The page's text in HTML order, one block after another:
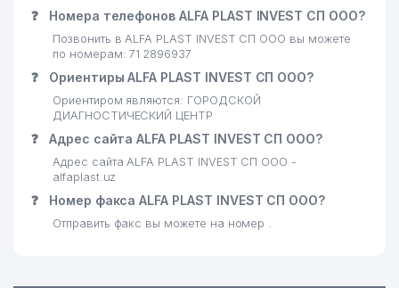
24 GAUCH ООО 759 м
ANVIG ООО
26 DENTA LAYN ООО 766 м
27 ASIA ALLIANCE BANK АКБ
28
СИЛ РЕСПУБЛИКИ УЗБЕКИСТАН
804 м
29 GOLDEN CAMEL TOURISM ООО 807 м
❓ Номера телефонов ALFA PLAST INVEST СП ООО?
Позвонить в ALFA PLAST INVEST СП ООО вы можете
по номерам: 71 2896937
❓ Ориентиры ALFA PLAST INVEST СП ООО?
Ориентиром являются: ГОРОДСКОЙ
ДИАГНОСТИЧЕСКИЙ ЦЕНТР
❓ Адрес сайта ALFA PLAST INVEST СП ООО?
Адрес сайта ALFA PLAST INVEST СП ООО -
alfaplast.uz
❓ Номер факса ALFA PLAST INVEST СП ООО?
Отправить факс вы можете на номер .